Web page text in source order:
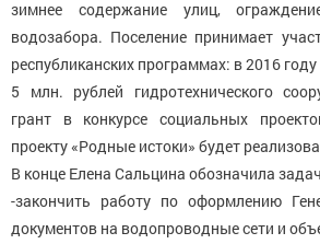
зимнее содержание улиц,
водозабора. Поселение принимает
республиканских программах: в 2016
5 млн. рублей гидротехнического
грант в конкурсе социальных
проекту «Родные истоки» будет
В конце Елена Сальцина обозначила
-закончить работу по оформлению
документов на водопроводные сети и